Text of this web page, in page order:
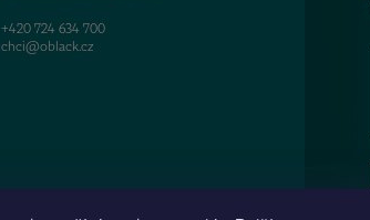
+420 724 634 700
chci@oblack.cz